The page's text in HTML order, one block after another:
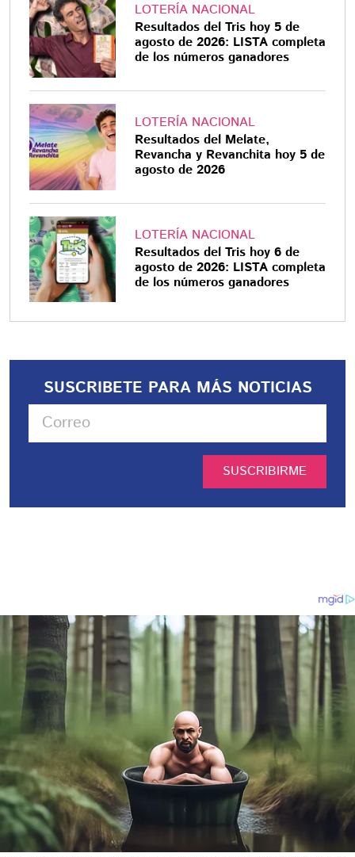
LOTERÍA NACIONAL
Resultados del Tris hoy 5 de
agosto de 2026: LISTA completa
de los números ganadores
LOTERÍA NACIONAL
Resultados del Melate,
Revancha y Revanchita hoy 5 de
agosto de 2026
LOTERÍA NACIONAL
Resultados del Tris hoy 6 de
agosto de 2026: LISTA completa
de los números ganadores
SUSCRIBETE PARA MÁS NOTICIAS
SUSCRIBIRME